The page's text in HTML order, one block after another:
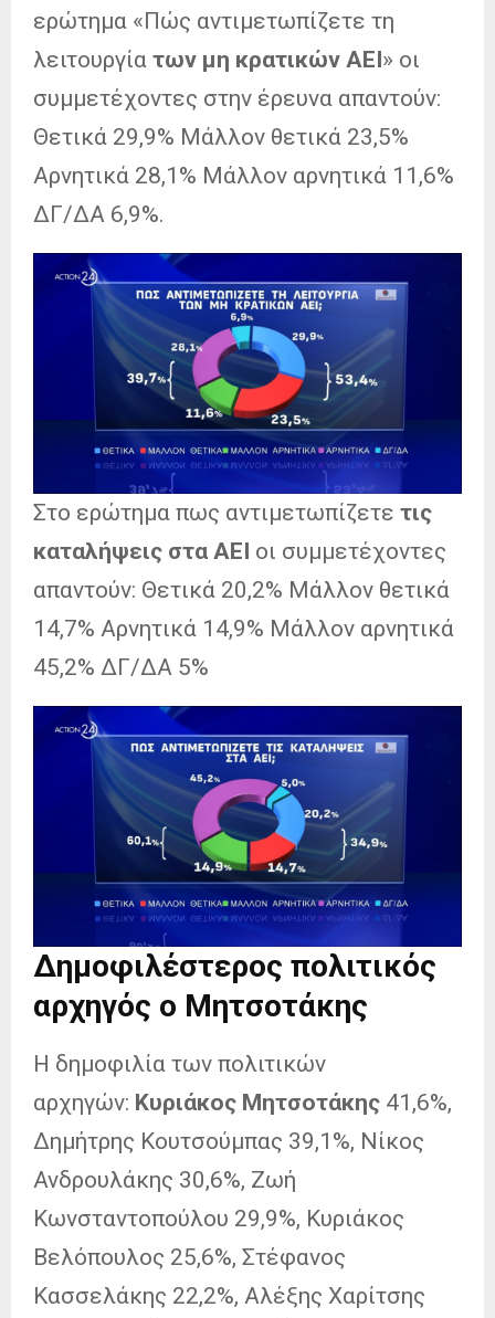
ερώτημα «Πώς αντιμετωπίζετε τη
λειτουργία των μη κρατικών ΑΕΙ» οι
συμμετέχοντες στην έρευνα απαντούν:
Θετικά 29,9% Μάλλον θετικά 23,5%
Αρνητικά 28,1% Μάλλον αρνητικά 11,6%
ΔΓ/ΔΑ 6,9%.
Στο ερώτημα πως αντιμετωπίζετε τις
καταλήψεις στα ΑΕΙ οι συμμετέχοντες
απαντούν: Θετικά 20,2% Μάλλον θετικά
14,7% Αρνητικά 14,9% Μάλλον αρνητικά
45,2% ΔΓ/ΔΑ 5%
Δημοφιλέστερος πολιτικός
αρχηγός ο Μητσοτάκης
Η δημοφιλία των πολιτικών
αρχηγών: Κυριάκος Μητσοτάκης 41,6%,
Δημήτρης Κουτσούμπας 39,1%, Νίκος
Ανδρουλάκης 30,6%, Ζωή
Κωνσταντοπούλου 29,9%, Κυριάκος
Βελόπουλος 25,6%, Στέφανος
Κασσελάκης 22,2%, Αλέξης Χαρίτσης